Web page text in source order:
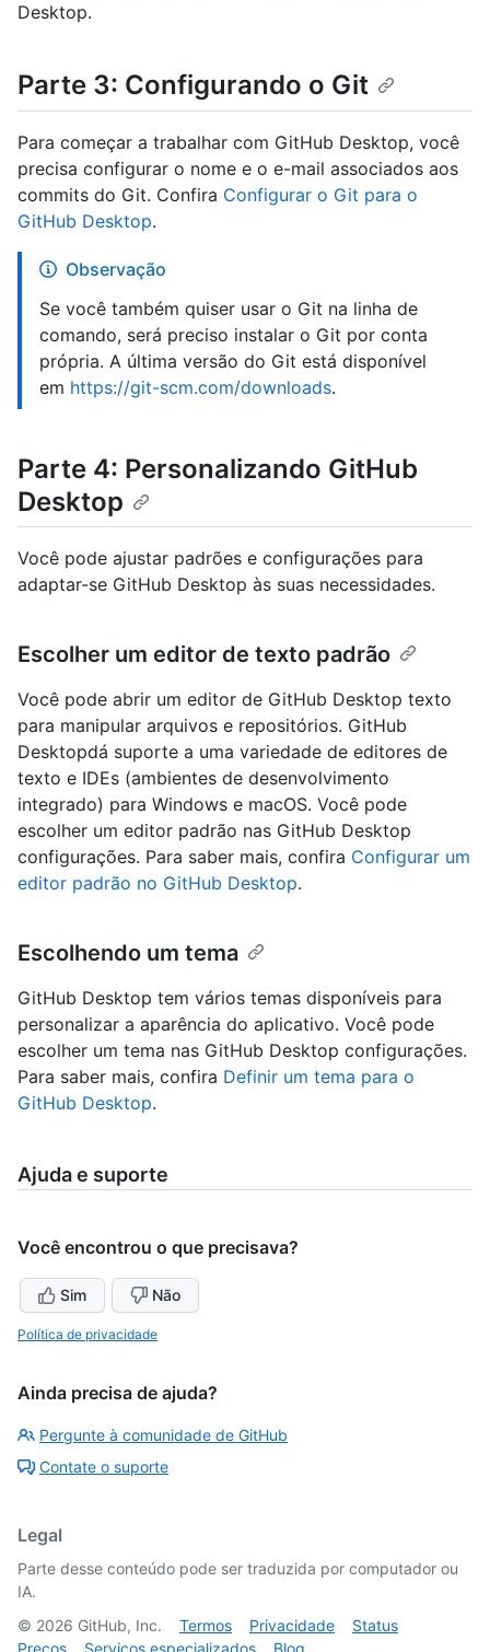
Desktop.
Parte 3: Configurando o Git
Para começar a trabalhar com GitHub Desktop, você
precisa configurar o nome e o e-mail associados aos
commits do Git. Confira Configurar o Git para o
GitHub Desktop.
Observação
Se você também quiser usar o Git na linha de
comando, será preciso instalar o Git por conta
própria. A última versão do Git está disponível
em https://git-scm.com/downloads.
Parte 4: Personalizando GitHub
Desktop
Você pode ajustar padrões e configurações para
adaptar-se GitHub Desktop às suas necessidades.
Escolher um editor de texto padrão
Você pode abrir um editor de GitHub Desktop texto
para manipular arquivos e repositórios. GitHub
Desktopdá suporte a uma variedade de editores de
texto e IDEs (ambientes de desenvolvimento
integrado) para Windows e macOS. Você pode
escolher um editor padrão nas GitHub Desktop
configurações. Para saber mais, confira Configurar um
editor padrão no GitHub Desktop.
Escolhendo um tema
GitHub Desktop tem vários temas disponíveis para
personalizar a aparência do aplicativo. Você pode
escolher um tema nas GitHub Desktop configurações.
Para saber mais, confira Definir um tema para o
GitHub Desktop.
Ajuda e suporte
Você encontrou o que precisava?
Sim Não
Política de privacidade
Ainda precisa de ajuda?
Pergunte à comunidade de GitHub
Contate o suporte
Legal
Parte desse conteúdo pode ser traduzida por computador ou
IA.
© 2026 GitHub, Inc. Termos Privacidade
Status
Preços
Serviços especializados Blog